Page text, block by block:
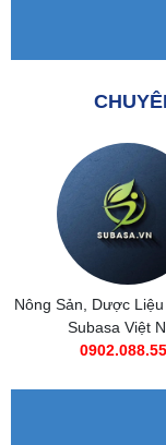
Nông Sản, Dược
Subasa Việt